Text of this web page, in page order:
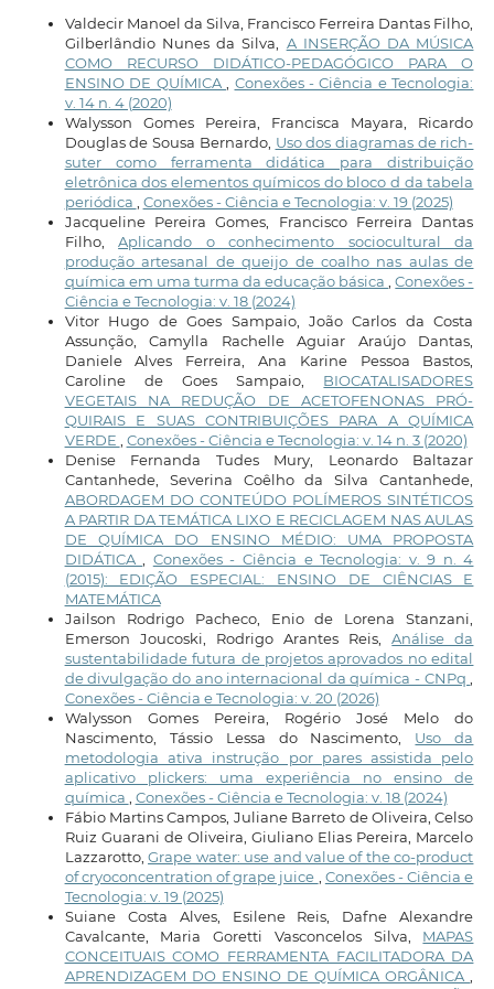
Valdecir Manoel da Silva, Francisco Ferreira Dantas Filho,
Gilberlândio Nunes da Silva, A INSERÇÃO DA MÚSICA
COMO RECURSO DIDÁTICO-PEDAGÓGICO PARA O
ENSINO DE QUÍMICA
Conexões - Ciência e Tecnologia:
v. 14 n. 4 (2020)
Walysson Gomes Pereira, Francisca Mayara, Ricardo
Douglas de Sousa Bernardo, Uso dos diagramas de rich-
suter como ferramenta didática para distribuição
eletrônica dos elementos químicos do bloco d da tabela
periódica
Conexões - Ciência e Tecnologia: v. 19 (2025)
Jacqueline Pereira Gomes, Francisco Ferreira Dantas
Filho,Aplicando o conhecimento sociocultural da
produção artesanal de queijo de coalho nas aulas de
química em uma turma da educação básica
,Conexões -
Ciência e Tecnologia: v. 18 (2024)
Vitor Hugo de Goes Sampaio, João Carlos da Costa
Assunção, Camylla Rachelle Aguiar Araújo Dantas,
Daniele Alves Ferreira, Ana Karine Pessoa Bastos,
Caroline de Goes Sampaio, BIOCATALISADORES
VEGETAIS NA REDUÇÃO DE ACETOFENONAS PRÓ-
QUIRAIS E SUAS CONTRIBUIÇÕES PARA A QUÍMICA
VERDE
Conexões - Ciência e Tecnologia: v. 14 n. 3 (2020)
Denise Fernanda Tudes Mury, Leonardo Baltazar
Cantanhede, Severina Coêlho da Silva Cantanhede,
ABORDAGEM DO CONTEÚDO POLÍMEROS SINTÉTICOS
A PARTIR DA TEMÁTICA LIXO E RECICLAGEM NAS AULAS
DE QUÍMICA DO ENSINO MÉDIO: UMA PROPOSTA
DIDÁTICA
Conexões - Ciência e Tecnologia: v. 9 n. 4
(2015): EDIÇÃO ESPECIAL: ENSINO DE CIÊNCIAS E
MATEMÁTICA
Jailson Rodrigo Pacheco, Enio de Lorena Stanzani,
Emerson Joucoski, Rodrigo Arantes Reis,Análise da
sustentabilidade futura de projetos aprovados no edital
de divulgação do ano internacional da química - CNPq
Conexões - Ciência e Tecnologia: v. 20 (2026)
Walysson Gomes Pereira, Rogério José Melo do
Nascimento, Tássio Lessa do Nascimento, Uso da
metodologia ativa instrução por pares assistida pelo
aplicativo plickers: uma experiência no ensino de
química
Conexões - Ciência e Tecnologia: v. 18 (2024)
Fábio Martins Campos, Juliane Barreto de Oliveira, Celso
Ruiz Guarani de Oliveira, Giuliano Elias Pereira, Marcelo
Lazzarotto,Grape water: use and value of the co-product
of cryoconcentration of grape juice
Conexões - Ciência e
Tecnologia: v. 19 (2025)
Suiane Costa Alves, Esilene Reis, Dafne Alexandre
Cavalcante, Maria Goretti Vasconcelos Silva, MAPAS
CONCEITUAIS COMO FERRAMENTA FACILITADORA DA
APRENDIZAGEM DO ENSINO DE QUÍMICA ORGÂNICA